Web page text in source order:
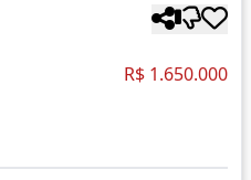
R$ 1.650.000